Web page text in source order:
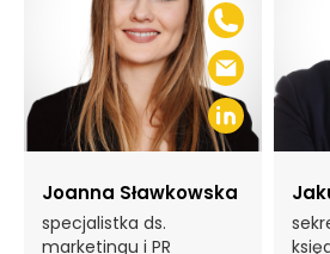
Joanna Sławkowska
specjalistka ds.
marketingu i PR